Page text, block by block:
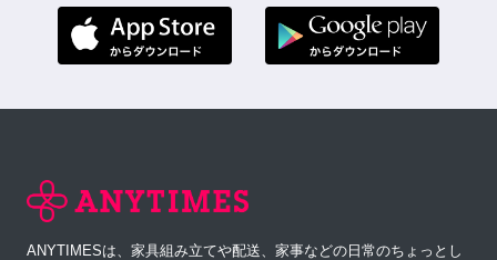
ANYTIMESは、家具組み立てや配送、家事などの日常のちょっとし